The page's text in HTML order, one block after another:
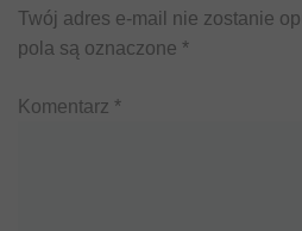
Twój adres e-mail nie zostanie
pola są oznaczone *
Komentarz *